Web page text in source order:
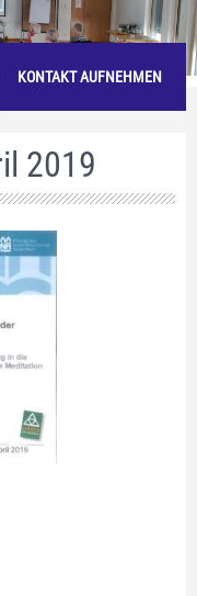
KONTAKT AUFNEHMEN
2019